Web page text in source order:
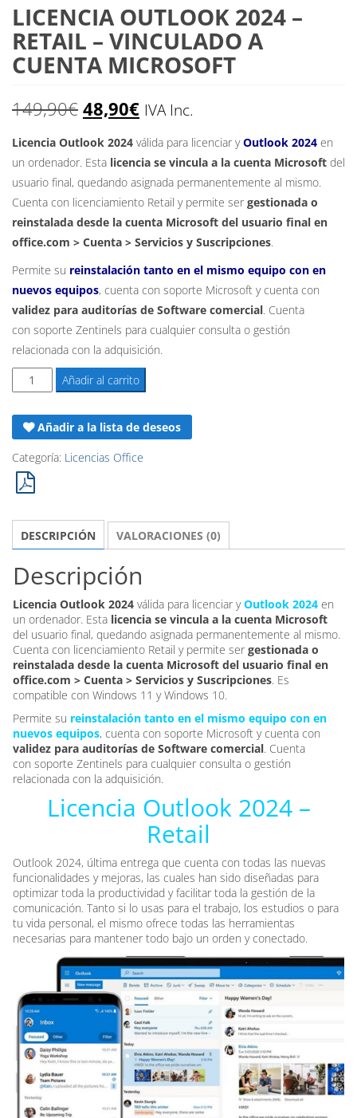
LICENCIA OUTLOOK 2024 –
RETAIL – VINCULADO A
CUENTA MICROSOFT
149,90€ El
precio
original
era:
149,90€.
48,90€El
precio
actual
es:
48,90€.
IVA Inc.
Licencia Outlook 2024 válida para licenciar yOutlook 2024 en
un ordenador. Esta licencia se vincula a la cuenta Microsoft del
usuario final, quedando asignada permanentemente al mismo.
Cuenta con licenciamiento Retail y permite ser gestionada o
reinstalada desde la cuenta Microsoft del usuario final en
office.com > Cuenta > Servicios y Suscripciones.
Permite su reinstalación tanto en el mismo equipo con en
nuevos equipos, cuenta con soporte Microsoft y cuenta con
validez para auditorías de Software comercial. Cuenta
con soporte Zentinels para cualquier consulta o gestión
relacionada con la adquisición.
Licencia
Outlook
2024
-
Retail
Vinculado
a
cuenta
cantidad
Añadir al carrito
Añadir a la lista de deseos
Categoría: Licencias Office
DESCRIPCIÓN VALORACIONES (0)
Descripción
Licencia Outlook 2024 válida para licenciar yOutlook 2024 en
un ordenador. Esta licencia se vincula a la cuenta Microsoft
del usuario final, quedando asignada permanentemente al mismo.
Cuenta con licenciamiento Retail y permite ser gestionada o
reinstalada desde la cuenta Microsoft del usuario final en
office.com > Cuenta > Servicios y Suscripciones. Es
compatible con Windows 11 y Windows 10.
Permite su reinstalación tanto en el mismo equipo con en
nuevos equipos, cuenta con soporte Microsoft y cuenta con
validez para auditorías de Software comercial. Cuenta
con soporte Zentinels para cualquier consulta o gestión
relacionada con la adquisición.
Licencia Outlook 2024 –
Retail
Outlook 2024, última entrega que cuenta con todas las nuevas
funcionalidades y mejoras, las cuales han sido diseñadas para
optimizar toda la productividad y facilitar toda la gestión de la
comunicación. Tanto si lo usas para el trabajo, los estudios o para
tu vida personal, el mismo ofrece todas las herramientas
necesarias para mantener todo bajo un orden y conectado.